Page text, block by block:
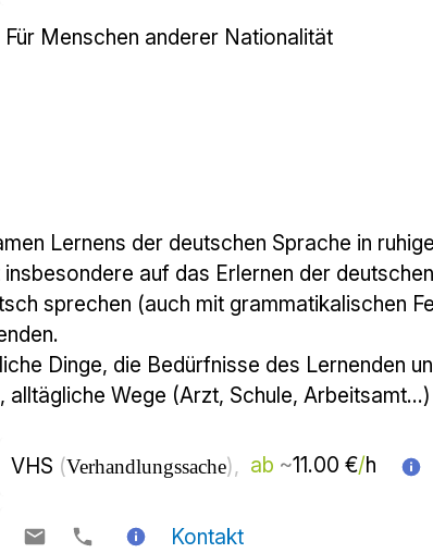
Für Menschen anderer Nationalität
auf das Erlernen der
sprechen (auch mit grammatikalischen
Dinge, die Bedürfnisse des Lernenden
Wege (Arzt, Schule,
VHS (Verhandlungssache), ab ~11.00 €/h
Kontakt